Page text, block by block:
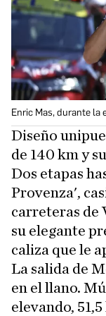
Enric Mas, durante la
Diseño
de 140 km y
Dos etapas
Provenza',
carreteras de
su elegante
caliza que le
La salida de
en el llano.
elevando,